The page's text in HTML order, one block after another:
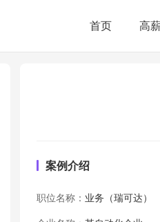
首页 高
案例介绍
职位名称： 业务（瑞可达）